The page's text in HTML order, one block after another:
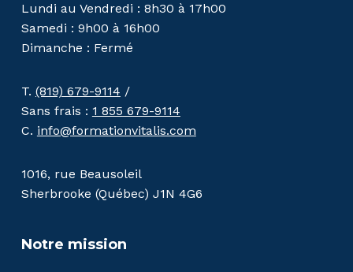
Lundi au Vendredi : 8h30 à 17h00
Samedi : 9h00 à 16h00
Dimanche : Fermé
T. (819) 679-9114 /
Sans frais : 1 855 679-9114
C. info@formationvitalis.com
1016, rue Beausoleil
Sherbrooke (Québec) J1N 4G6
Notre mission